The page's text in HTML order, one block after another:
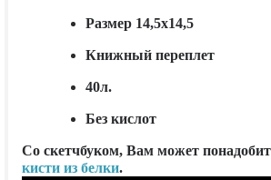
Размер 14,5х14,5
Книжный переплет
40л.
Без кислот
Со скетчбуком, Вам может
кисти из белки.